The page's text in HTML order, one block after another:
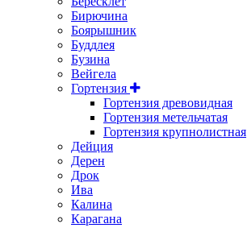
Бирючина
Боярышник
Буддлея
Бузина
Вейгела
Гортензия
Гортензия древовидная
Гортензия метельчатая
Гортензия крупнолистная
Дейция
Дерен
Дрок
Ива
Калина
Карагана